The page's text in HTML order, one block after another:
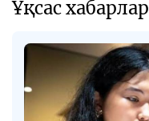
Ұқсас хабарлар